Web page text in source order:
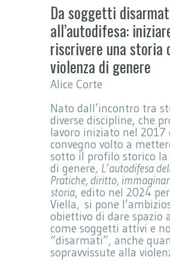
Da soggetti
all’autodifesa:
riscrivere una storia
violenza di genere
Alice Corte
Nato dall’incontro tra
diverse discipline, che
lavoro iniziato nel 2017
convegno volto a
sotto il profilo storico la
di genere, L’autodifesa
Pratiche, diritto,
storia, edito nel 2024
Viella, si pone
obiettivo di dare spazio
come soggetti attivi e
“disarmati”, anche
sopravvissute alla